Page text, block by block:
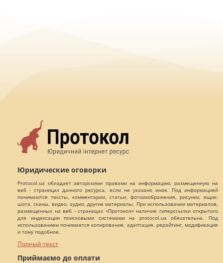
Юридические оговорки
Protocol.ua обладает авторскими правами на информацию, размещенную на
веб - страницах данного ресурса, если не указано иное. Под информацией
понимаются тексты, комментарии, статьи, фотоизображения, рисунки, ящик-
шота, сканы, видео, аудио, другие материалы. При использовании материалов,
размещенных на веб - страницах «Протокол» наличие гиперссылки открытого
для индексации поисковыми системами на protocol.ua обязательна. Под
использованием понимается копирования, адаптация, рерайтинг, модификация
и тому подобное.
Полный текст
Приймаємо до оплати